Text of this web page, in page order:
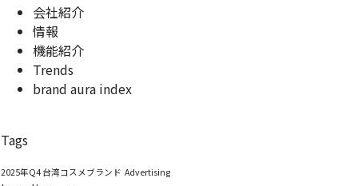
会社紹介
情報
機能紹介
Trends
brand aura index
Tags
2025年Q4 台湾コスメブランド Advertising